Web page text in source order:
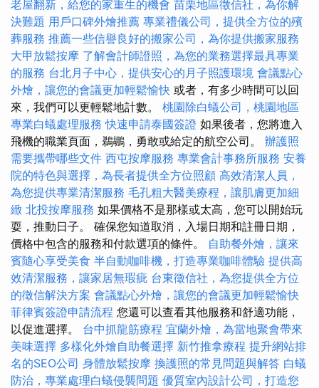
老屋翻新，給您的家重生的機會 苗栗地區徵信社，為你解
決難題 用戶口碑外燴推薦 專業禮儀公司，提供全方位的殯
葬服務 推薦一些信譽良好的搬家公司，為你提供搬家服務
大甲放鬆按摩 了解會計師證照，為您的業務選擇最具專業
的服務 台北月子中心，提供安心的月子照護環境 會議點心
外燴，讓您的會議更加輕鬆愉快 或者，有多少時間可以回
來，我們可以更輕鬆地計數。 桃園除白蟻公司，桃園地區
專業白蟻處理服務 快速申請泰國簽證 如果後者，您將進入
飛機的職業頁面，鵜鶘，勇敢或給定的航空公司。 辦護照
需要攜帶哪些文件 西屯按摩服務 專業會計事務所服務 安養
院的特色與選擇，為長者提供全方位照顧 高效清潔人員，
為您提供專業清潔服務 毛孔粗大醫美療程，讓肌膚更加細
緻 北投按摩服務 如果價格不是那樣或太高，您可以開始玩
耍，推動日子。 確保您知道取消，入場日期和註冊日期，
價格中包含的服務和付款選項的條件。 自助餐外燴，讓來
賓隨心享受美食 半自動咖啡機，打造專業咖啡體驗 提供高
效清潔服務，讓家居無瑕疵 台東徵信社，為您提供全方位
的徵信解決方案 會議點心外燴，讓您的會議更加輕鬆愉快
菲律賓簽證申請流程 您還可以查看其他服務和舒適功能，
以促進選擇。 台中抓龍筋療程 宜蘭外燴，為當地聚會帶來
美味選擇 多樣化外燴自助餐選擇 新竹推拿療程 提升網站排
名的SEO公司 身體放鬆按摩 換護照的常見問題與解答 白蟻
防治，專業處理白蟻侵襲問題 優質室內設計公司，打造您